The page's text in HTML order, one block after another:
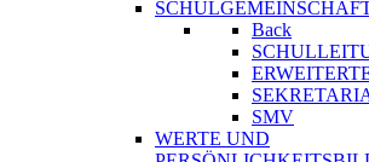
Back
SMV
WERTE UND